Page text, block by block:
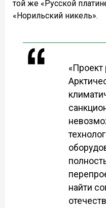
той же «Русской
«Норильский никель».
«Проект
найти